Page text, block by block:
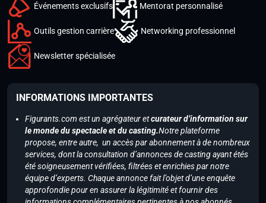
Événements exclusifs Mentorat personnalisé
Outils gestion carrière Networking professionnel
Newsletter spécialisée
INFORMATIONS IMPORTANTES
Figurants.com est un agrégateur etcurateur d’information sur
le monde du spectacle et du casting.Notre plateforme
propose, entre autre, un accès par abonnement à de nombreux
services, dont la consultation d’annonces de casting ayant étés
été soigneusement vérifiées, filtrées et enrichies par notre
équipe d’experts. Chaque annonce fait l’objet d’une enquête
approfondie pour en assurer la légitimité et fournir des